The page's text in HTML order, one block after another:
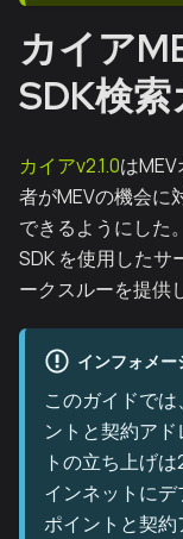
カイア
SDK検
カイアv2.1.0は
者がMEVの機会に
できるようにした
SDK を使用したサ
ークスルーを提供
インフォメー
このガイドで
ントと契約ア
トの立ち上げ
インネットに
ポイントと契約